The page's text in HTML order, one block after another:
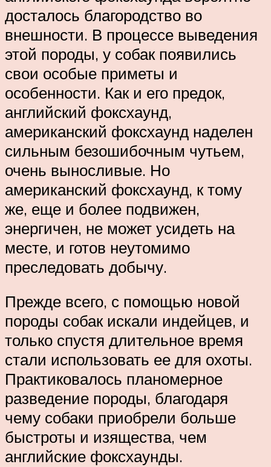
досталось благородство во
внешности. В процессе выведения
этой породы, у собак появились
свои особые приметы и
особенности. Как и его предок,
английский фоксхаунд,
американский фоксхаунд наделен
сильным безошибочным чутьем,
очень выносливые. Но
американский фоксхаунд, к тому
же, еще и более подвижен,
энергичен, не может усидеть на
месте, и готов неутомимо
преследовать добычу.
Прежде всего, с помощью новой
породы собак искали индейцев, и
только спустя длительное время
стали использовать ее для охоты.
Практиковалось планомерное
разведение породы, благодаря
чему собаки приобрели больше
быстроты и изящества, чем
английские фоксхаунды.